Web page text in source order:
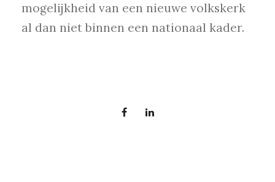
mogelijkheid van een nieuwe volkskerk
al dan niet binnen een nationaal kader.